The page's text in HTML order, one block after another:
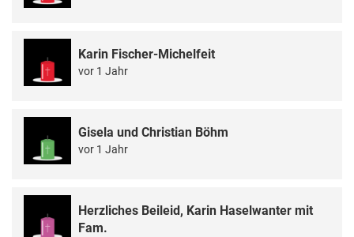
Karin Fischer-Michelfeit
vor 1 Jahr
Gisela und Christian Böhm
vor 1 Jahr
Herzliches Beileid, Karin Haselwanter mit
Fam.